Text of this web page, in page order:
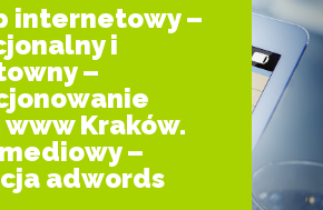
internetowy –
i
–
Kraków.
–
adwords